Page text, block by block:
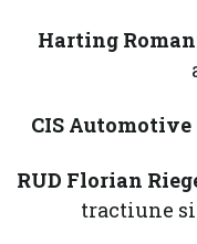
Harting
CIS Automotive
RUD Florian
tractiune